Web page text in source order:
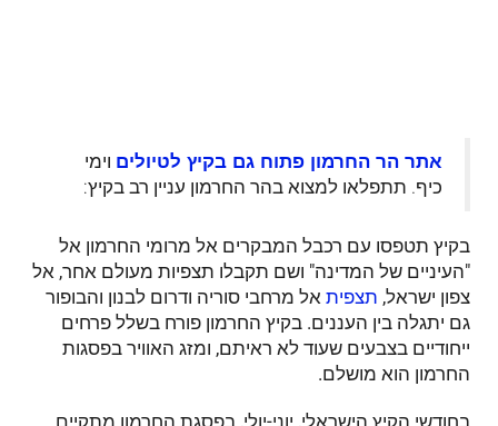
אתר הר החרמון פתוח גם בקיץ לטיולים וימי
כיף. תתפלאו למצוא בהר החרמון עניין רב בקיץ:
בקיץ תטפסו עם רכבל המבקרים אל מרומי החרמון אל
"העיניים של המדינה" ושם תקבלו תצפיות מעולם אחר, אל
צפון ישראל, תצפית אל מרחבי סוריה ודרום לבנון והבופור
גם יתגלה בין העננים. בקיץ החרמון פורח בשלל פרחים
ייחודיים בצבעים שעוד לא ראיתם, ומזג האוויר בפסגות
החרמון הוא מושלם.
בחודשי הקיץ הישראלי, יוני-יולי, בפסגת החרמון מתקיים